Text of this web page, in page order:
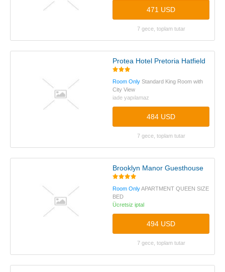
471 USD
7 gece, toplam tutar
Protea Hotel Pretoria Hatfield
Room Only Standard King Room with
City View
iade yapılamaz
484 USD
7 gece, toplam tutar
Brooklyn Manor Guesthouse
Room OnlyAPARTMENT QUEEN SIZE
BED
Ücretsiz iptal
494 USD
7 gece, toplam tutar